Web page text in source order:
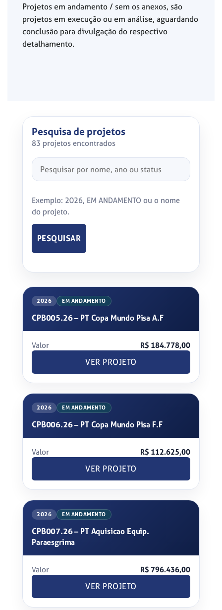
Projetos em andamento / sem os anexos, são
projetos em execução ou em análise, aguardando
conclusão para divulgação do respectivo
detalhamento.
Pesquisa de projetos
83 projetos encontrados
Pesquisar
projetos
Exemplo: 2026, EM ANDAMENTO ou o nome
do projeto.
PESQUISAR
2026 EM ANDAMENTO
CPB005.26 – PT Copa Mundo Pisa A.F
Valor
R$ 184.778,00
VER PROJETO
2026 EM ANDAMENTO
CPB006.26 – PT Copa Mundo Pisa F.F
Valor
R$ 112.625,00
VER PROJETO
2026 EM ANDAMENTO
CPB007.26 – PT Aquisicao Equip.
Paraesgrima
Valor
R$ 796.436,00
VER PROJETO